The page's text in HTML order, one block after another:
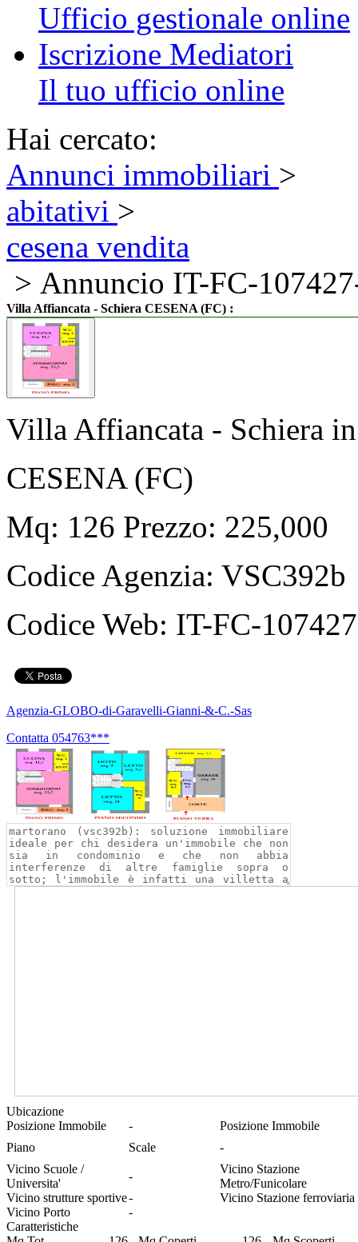
Ufficio gestionale online
Iscrizione Mediatori
Il tuo ufficio online
Hai cercato:
Annunci immobiliari >
abitativi >
cesena vendita
> Annuncio IT-FC-
Villa Affiancata - Schiera CESENA (FC) :
Villa Affiancata - Schiera
CESENA (FC)
Mq: 126 Prezzo: 225,000
Codice Agenzia: VSC392b
Codice Web: IT-FC-
Agenzia-GLOBO-di-Garavelli-Gianni-&-C.-Sas
Contatta 054763***
Ubicazione
Posizione Immobile
-
Posizione Immobile
Piano
Scale
-
Vicino Scuole /
Universita'
-
Vicino Stazione
Metro/Funicolare
Vicino strutture sportive-
Vicino Stazione ferroviaria
Vicino Porto
-
Caratteristiche